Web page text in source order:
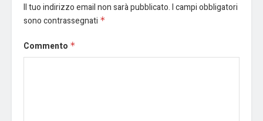
Il tuo indirizzo email non sarà pubblicato.I campi obbligatori
sono contrassegnati *
Commento *